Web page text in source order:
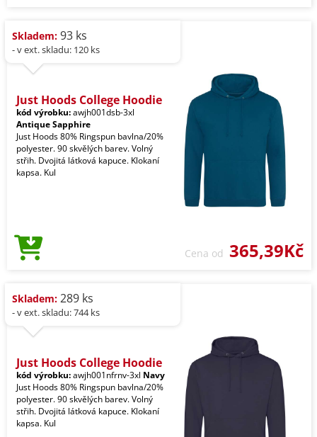
Skladem: 93 ks
- v ext. skladu: 120 ks
Just Hoods College Hoodie
kód výrobku:awjh001dsb-3xl
Antique Sapphire
Just Hoods 80% Ringspun bavlna/20%
polyester. 90 skvělých barev. Volný
střih. Dvojitá látková kapuce. Klokaní
kapsa. Kul
Cena od 365,39Kč
Skladem: 289 ks
- v ext. skladu: 744 ks
Just Hoods College Hoodie
kód výrobku:awjh001nfrnv-3xl Navy
Just Hoods 80% Ringspun bavlna/20%
polyester. 90 skvělých barev. Volný
střih. Dvojitá látková kapuce. Klokaní
kapsa. Kul